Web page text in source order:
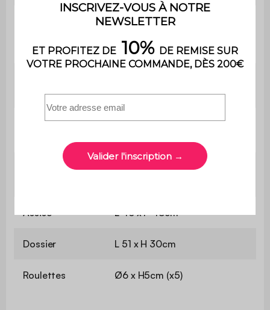
/ accoudoirs
Mousse polyuréthane (
densité : 28kg/m3 )
roulettes
Hauteur
L 60 x P 62 x H 89 / 99cm
Assise L 46 x P 48cm
Dossier L 51 x H 30cm
Roulettes Ø6 x H5cm (x5)